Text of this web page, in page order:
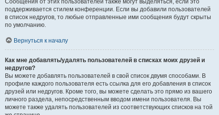
Сообщения от этих пользователей также могут выделяться, если это
поддерживается стилем конференции. Если вы добавили пользователей
в список недругов, то любые отправленные ими сообщения будут скрыты
по умолчанию.
Вернуться к началу
Как мне добавлять/удалять пользователей в списках моих друзей и
недругов?
Вы можете добавлять пользователей в свой список двумя способами. В
профиле каждого пользователя есть ссылка для его добавления в список
друзей или недругов. Кроме того, вы можете сделать это прямо из вашего
личного раздела, непосредственным вводом имени пользователя. Вы
можете также удалять пользователей из соответствующих списков на той